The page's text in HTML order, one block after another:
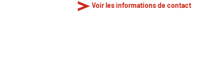
Voir les informations de contact